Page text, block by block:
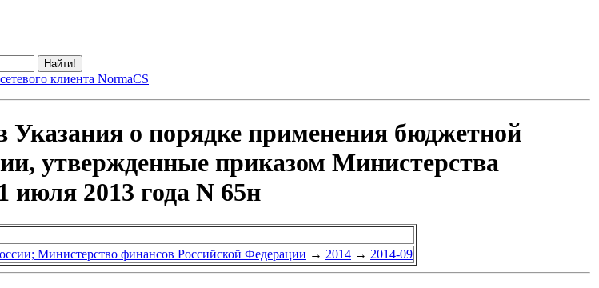
клиента NormaCS
о порядке применения бюджетной
утвержденные приказом Министерства
июля 2013 года N 65н
Министерство финансов Российской Федерации → 2014 → 2014-09